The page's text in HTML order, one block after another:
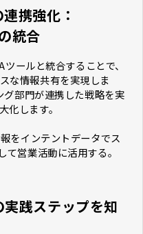
携強化：
統合
ールと統合することで、
な情報共有を実現しま
部門が連携した戦略を実
化します。
をインテントデータでス
て営業活動に活用する。
践ステップを知